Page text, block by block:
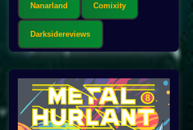
Nanarland Comixity
Darksidereviews